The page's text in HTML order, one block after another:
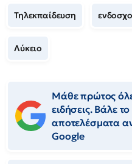
Τηλεκπαίδευση
Λύκειο
Μάθε πρώτος
ειδήσεις. Βάλε
αποτελέσματα
Google